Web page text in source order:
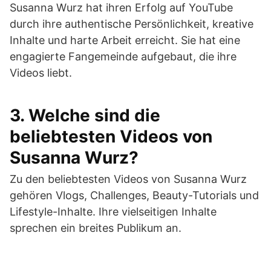
Susanna Wurz hat ihren Erfolg auf YouTube
durch ihre authentische Persönlichkeit, kreative
Inhalte und harte Arbeit erreicht. Sie hat eine
engagierte Fangemeinde aufgebaut, die ihre
Videos liebt.
3. Welche sind die
beliebtesten Videos von
Susanna Wurz?
Zu den beliebtesten Videos von Susanna Wurz
gehören Vlogs, Challenges, Beauty-Tutorials und
Lifestyle-Inhalte. Ihre vielseitigen Inhalte
sprechen ein breites Publikum an.